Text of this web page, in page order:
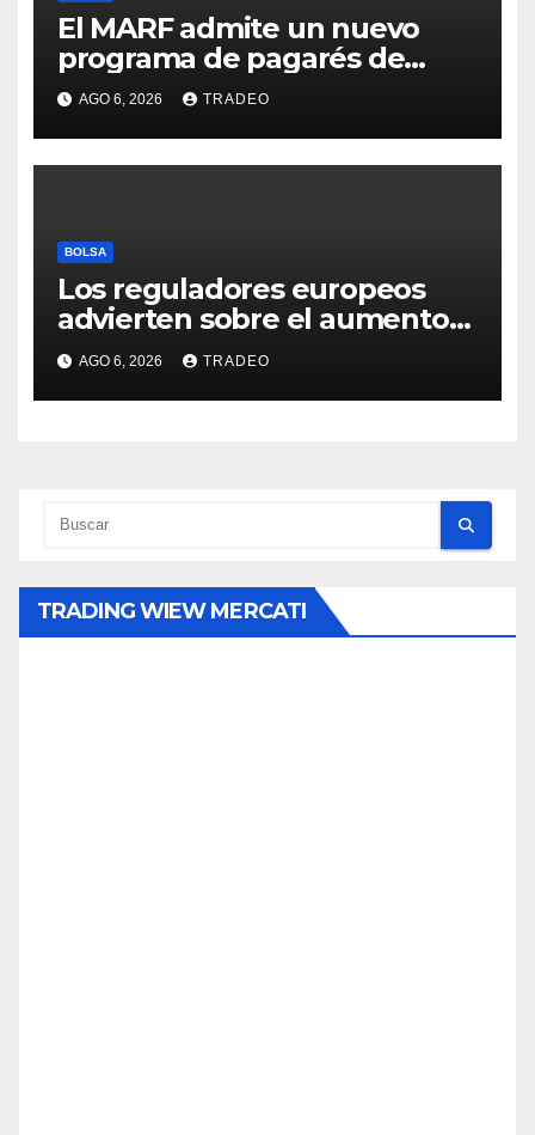
El MARF admite un nuevo
programa de pagarés de
Seresco por 20 millones de
euros
AGO 6, 2026 TRADEO
BOLSA
Los reguladores europeos
advierten sobre el aumento
del fraude con criptos tras la
llegada de MiCA
AGO 6, 2026 TRADEO
TRADING WIEW MERCATI